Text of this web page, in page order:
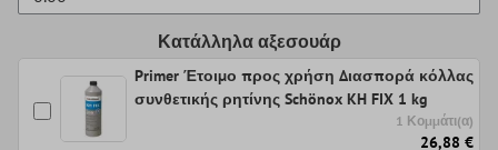
Κατάλληλα αξεσουάρ
Primer Έτοιμο προς χρήση Διασπορά κόλλας
συνθετικής ρητίνης Schönox KH FIX 1 kg
1 Κομμάτι(α)
26,88 €